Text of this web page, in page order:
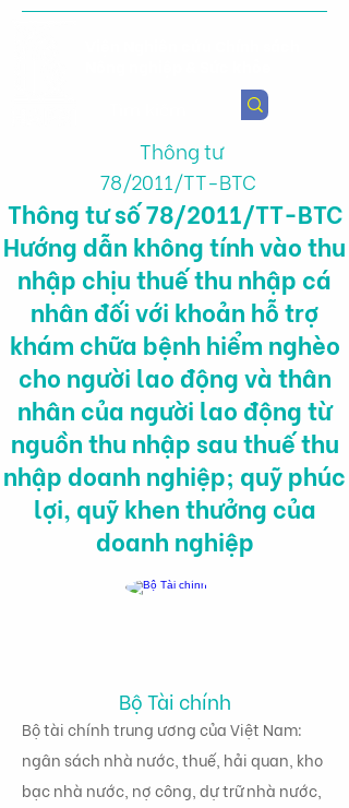
Thông tư
78/2011/TT-BTC
Thông tư số 78/2011/TT-BTC
Hướng dẫn không tính vào thu
nhập chịu thuế thu nhập cá
nhân đối với khoản hỗ trợ
khám chữa bệnh hiểm nghèo
cho người lao động và thân
nhân của người lao động từ
nguồn thu nhập sau thuế thu
nhập doanh nghiệp; quỹ phúc
lợi, quỹ khen thưởng của
doanh nghiệp
Bộ Tài chính
Bộ tài chính trung ương của Việt Nam:
ngân sách nhà nước, thuế, hải quan, kho
bạc nhà nước, nợ công, dự trữ nhà nước,